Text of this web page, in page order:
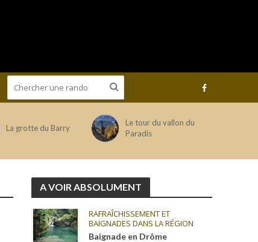
La grotte du Barry
Le tour du vallon du
Paradis
A VOIR ABSOLUMENT
RAFRAÎCHISSEMENT ET
BAIGNADES DANS LA RÉGION
Baignade en Drôme